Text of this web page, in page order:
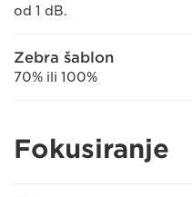
od 1 dB.
Zebra šablon
70% ili 100%
Fokusiranje